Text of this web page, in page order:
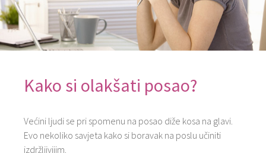
Kako si olakšati posao?
Većini ljudi se pri spomenu na posao diže kosa na glavi.
Evo nekoliko savjeta kako si boravak na poslu učiniti
izdržljivijim.